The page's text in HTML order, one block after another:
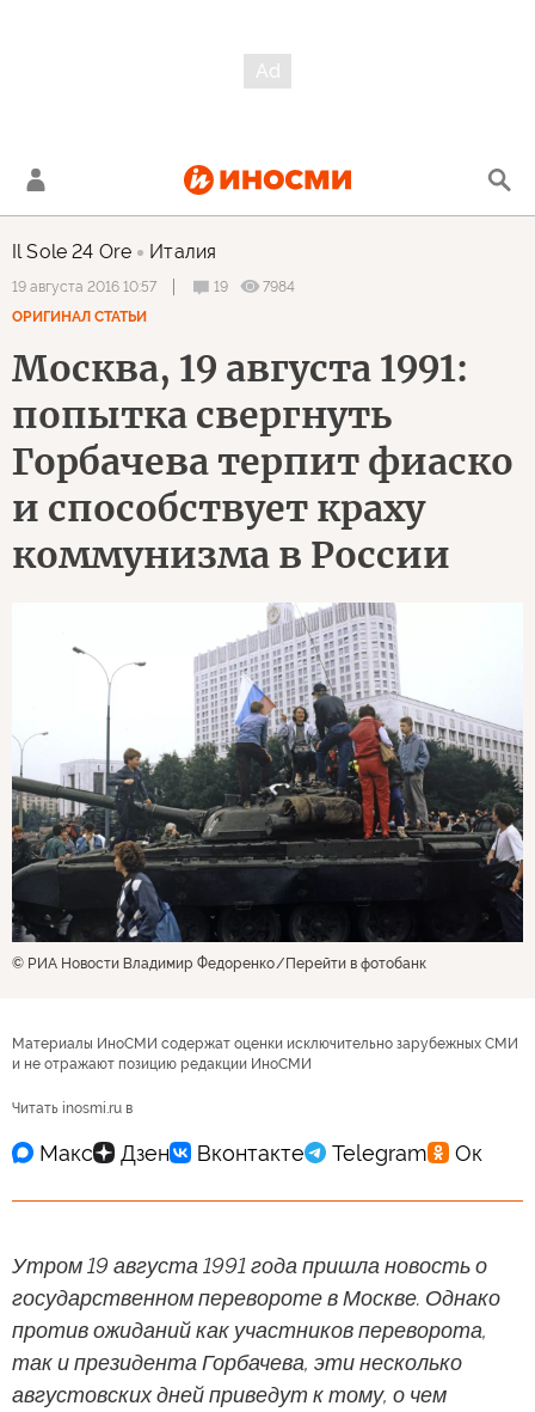
Il Sole 24 Ore Италия
19 августа 2016 10:57 19
7984
ОРИГИНАЛ СТАТЬИ
Москва, 19 августа 1991:
попытка свергнуть
Горбачева терпит фиаско
и способствует краху
коммунизма в России
© РИА Новости Владимир Федоренко Перейти в фотобанк
Материалы ИноСМИ содержат оценки исключительно зарубежных СМИ
и не отражают позицию редакции ИноСМИ
Читать inosmi.ru в
Утром 19 августа 1991 года пришла новость о
государственном перевороте в Москве. Однако
против ожиданий как участников переворота,
так и президента Горбачева, эти несколько
августовских дней приведут к тому, о чем